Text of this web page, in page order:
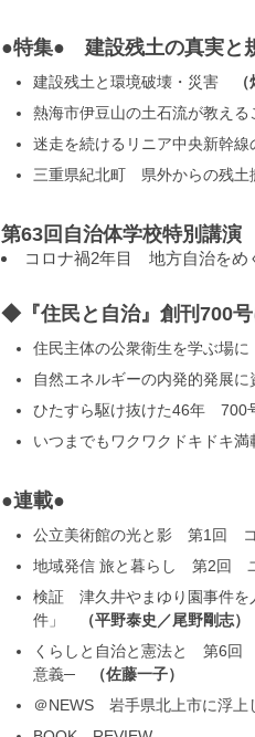
●特集● 建設残土の真実と
建設残土と環境破壊・災害
熱海市伊豆山の土石流が教え
迷走を続けるリニア中央新幹
三重県紀北町 県外からの残
第63回自治体学校特別講演
コロナ禍2年目 地方自治を
◆『住民と自治』創刊700
住民主体の公衆衛生を学ぶ場
自然エネルギーの内発的発展
ひたすら駆け抜けた46年 700
いつまでもワクワクドキドキ
●連載●
公立美術館の光と影 第1回
地域発信 旅と暮らし 第2回
検証 津久井やまゆり園事件
件」
平野泰史／尾野剛志
くらしと自治と憲法と 第6回
意義─
佐藤一子
＠NEWS 岩手県北上市に浮